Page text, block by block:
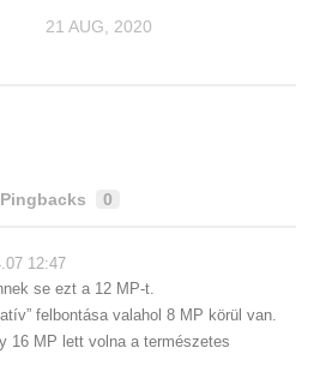
21 AUG, 2020
Pingbacks 0
12:47
se ezt a 12 MP-t.
felbontása valahol 8 MP körül van.
16 MP lett volna a természetes